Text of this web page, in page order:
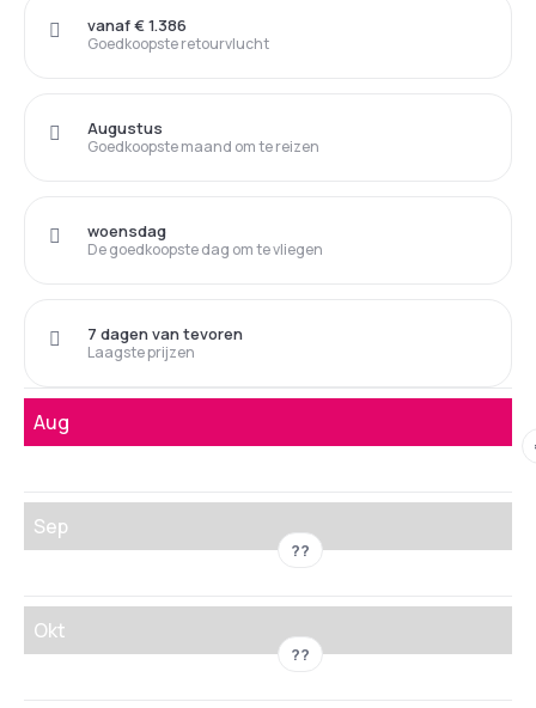
Goedkoopste retourvlucht
vanaf € 1.386
Goedkoopste maand om te reizen
Augustus
De goedkoopste dag om te vliegen
woensdag
Laagste prijzen
7 dagen van tevoren
Aug
Sep
??
Okt
??